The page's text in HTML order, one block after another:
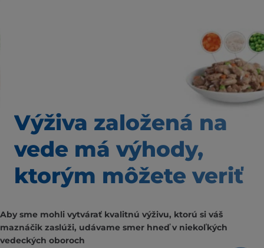
Výživa založená na
vede má výhody,
ktorým môžete veriť
Aby sme mohli vytvárať kvalitnú výživu, ktorú si váš
maznáčik zaslúži, udávame smer hneď v niekoľkých
vedeckých oboroch